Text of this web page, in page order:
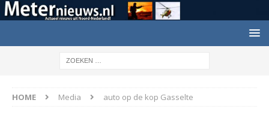
HOME Media auto op de kop Gasselte